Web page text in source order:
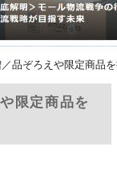
ぞろえや限定商品を
限定商品を